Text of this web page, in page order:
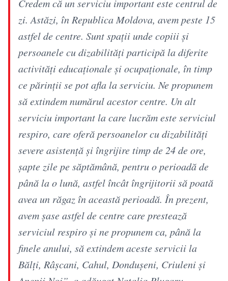
Credem că un serviciu important este centrul de
zi. Astăzi, în Republica Moldova, avem peste 15
astfel de centre. Sunt spații unde copiii și
persoanele cu dizabilități participă la diferite
activități educaționale și ocupaționale, în timp
ce părinții se pot afla la serviciu. Ne propunem
să extindem numărul acestor centre. Un alt
serviciu important la care lucrăm este serviciul
respiro, care oferă persoanelor cu dizabilități
severe asistență și îngrijire timp de 24 de ore,
șapte zile pe săptămână, pentru o perioadă de
până la o lună, astfel încât îngrijitorii să poată
avea un răgaz în această perioadă. În prezent,
avem șase astfel de centre care prestează
serviciul respiro și ne propunem ca, până la
finele anului, să extindem aceste servicii la
Bălți, Râșcani, Cahul, Dondușeni, Criuleni și